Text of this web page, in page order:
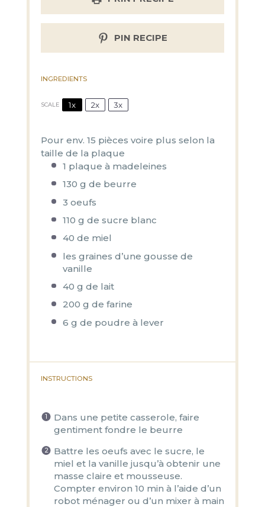
PIN RECIPE
INGREDIENTS
SCALE 1x 2x 3x
Pour env. 15 pièces voire plus selon la
taille de la plaque
1 plaque à madeleines
130 g de beurre
3 oeufs
110 g de sucre blanc
40 de miel
les graines d’une gousse de
vanille
40 g de lait
200 g de farine
6 g de poudre à lever
INSTRUCTIONS
Dans une petite casserole, faire
gentiment fondre le beurre
Battre les oeufs avec le sucre, le
miel et la vanille jusqu’à obtenir une
masse claire et mousseuse.
Compter environ 10 min à l’aide d’un
robot ménager ou d’un mixer à main